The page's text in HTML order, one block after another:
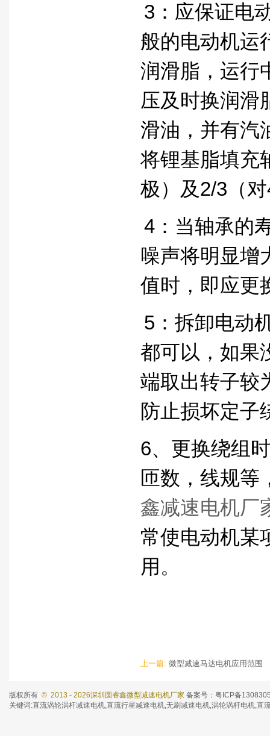
3：应保证电
般的电动机运
润滑脂，运行
压及时换润滑
滑油，并有汽
将锂基脂填充
极）及2/3（
4：当轴承的
噪声将明显增
值时，即应更
5：拆卸电动
都可以，如果
端取出转子较
防止损坏定子
6、更换绕组
匝数，线规等
鑫减速电机厂
常使电动机某
用。
上一篇: 微型减速马达电机应用范围
版权所有 © 2013 - 2026深圳圆睿鑫微型减速电机厂家 备案号：粤ICP备
关键词:直流涡轮涡杆减速电机,直流行星减速电机,无刷减速电机,涡轮涡杆电机,直